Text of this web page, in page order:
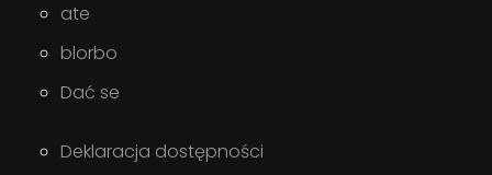
ate
blorbo
Dać se
Deklaracja dostępności